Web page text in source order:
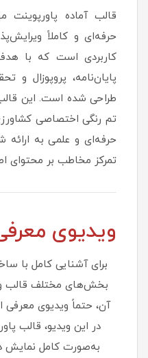
قالب آماده
کاربردی است که با
پایان‌نامه، پروپوزال و
طراحی شده است. این
تم رنگی اختصاصی
حرفه‌ای و علمی به
تمرکز مخاطب بر محتوای
ویدیوی
برای آشنایی کامل با
بخش‌های مختلف قالب و
آن، حتماً ویدیوی
در این ویدیو، قالب
به‌صورت کامل نمایش